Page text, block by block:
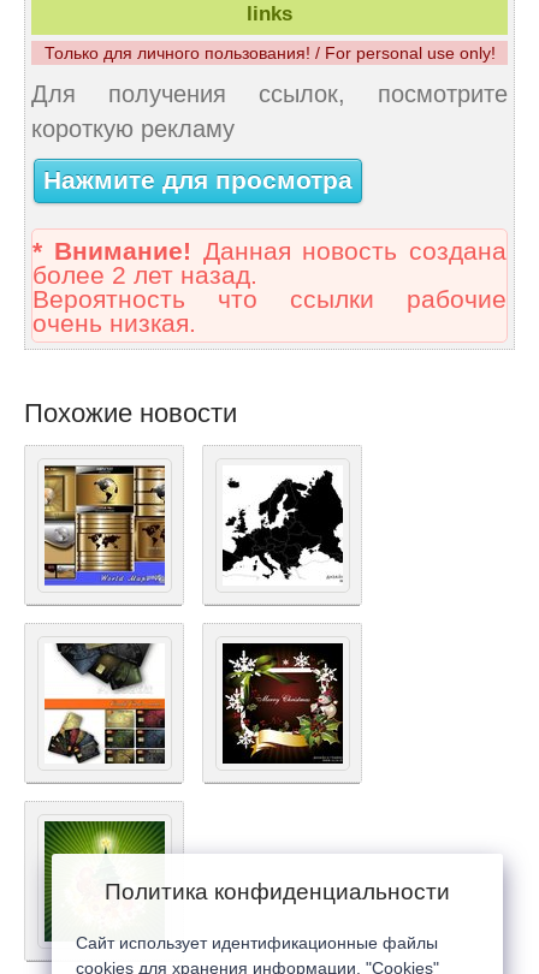
links
Только для личного пользования! / For personal use only!
Для получения ссылок, посмотрите
короткую рекламу
Нажмите для просмотра
* Внимание! Данная новость создана
более 2 лет назад.
Вероятность что ссылки рабочие
очень низкая.
Похожие новости
Политика конфиденциальности
Сайт использует идентификационные файлы
cookies для хранения информации. "Cookies"